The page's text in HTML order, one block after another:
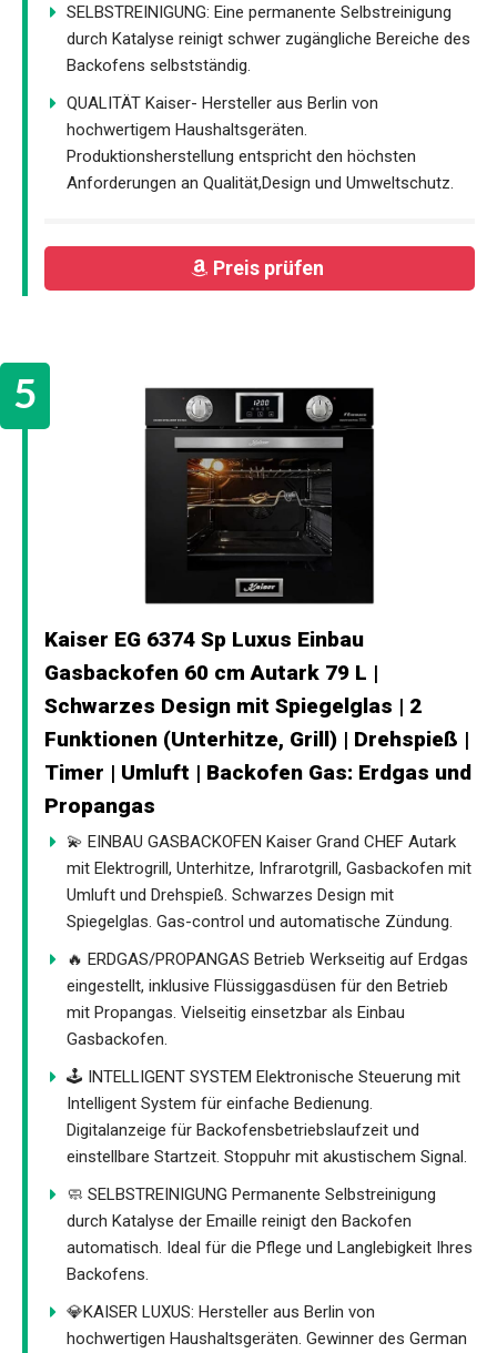
SELBSTREINIGUNG: Eine permanente Selbstreinigung
durch Katalyse reinigt schwer zugängliche Bereiche des
Backofens selbstständig.
QUALITÄT Kaiser- Hersteller aus Berlin von
hochwertigem Haushaltsgeräten.
Produktionsherstellung entspricht den höchsten
Anforderungen an Qualität,Design und Umweltschutz.
Preis prüfen
Kaiser EG 6374 Sp Luxus Einbau
Gasbackofen 60 cm Autark 79 L |
Schwarzes Design mit Spiegelglas | 2
Funktionen (Unterhitze, Grill) | Drehspieß |
Timer | Umluft | Backofen Gas: Erdgas und
Propangas
💫 EINBAU GASBACKOFEN Kaiser Grand CHEF Autark
mit Elektrogrill, Unterhitze, Infrarotgrill, Gasbackofen mit
Umluft und Drehspieß. Schwarzes Design mit
Spiegelglas. Gas-control und automatische Zündung.
🔥 ERDGAS/PROPANGAS Betrieb Werkseitig auf Erdgas
eingestellt, inklusive Flüssiggasdüsen für den Betrieb
mit Propangas. Vielseitig einsetzbar als Einbau
Gasbackofen.
🕹️ INTELLIGENT SYSTEM Elektronische Steuerung mit
Intelligent System für einfache Bedienung.
Digitalanzeige für Backofensbetriebslaufzeit und
einstellbare Startzeit. Stoppuhr mit akustischem Signal.
🧼 SELBSTREINIGUNG Permanente Selbstreinigung
durch Katalyse der Emaille reinigt den Backofen
automatisch. Ideal für die Pflege und Langlebigkeit Ihres
Backofens.
💎KAISER LUXUS: Hersteller aus Berlin von
hochwertigen Haushaltsgeräten. Gewinner des German